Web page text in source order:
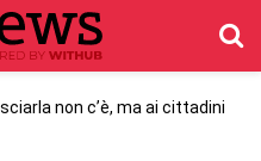
non c’è, ma ai cittadini